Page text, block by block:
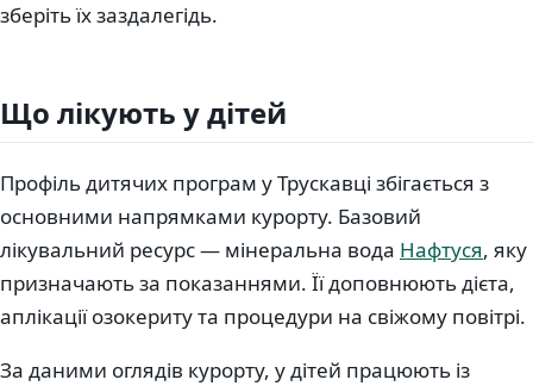
зберіть їх заздалегідь.
Що лікують у дітей
Профіль дитячих програм у Трускавці збігається з
основними напрямками курорту. Базовий
лікувальний ресурс — мінеральна вода Нафтуся, яку
призначають за показаннями. Її доповнюють дієта,
аплікації озокериту та процедури на свіжому повітрі.
За даними оглядів курорту, у дітей працюють із